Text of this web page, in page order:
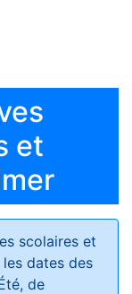
et
scolaires et
dates des
de